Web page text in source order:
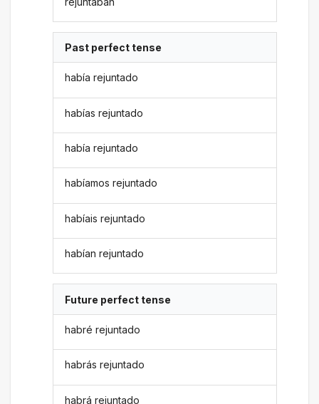
Past perfect tense
había rejuntado
habías rejuntado
había rejuntado
habíamos rejuntado
habíais rejuntado
habían rejuntado
Future perfect tense
habré rejuntado
habrás rejuntado
habrá rejuntado